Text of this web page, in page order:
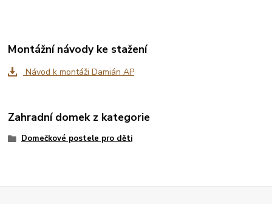
Montážní návody ke stažení
Návod k montáži Damián AP
Zahradní domek z kategorie
Domečkové postele pro děti